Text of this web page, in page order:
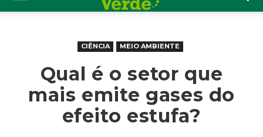
CIÊNCIA MEIO AMBIENTE
Qual é o setor que
mais emite gases do
efeito estufa?